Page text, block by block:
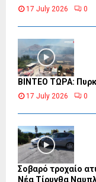
17 July 2026 0
ΒΙΝΤΕΟ ΤΩΡΑ:
17 July 2026 0
Σοβαρό τροχαίο
Νέα Τίρυνθα